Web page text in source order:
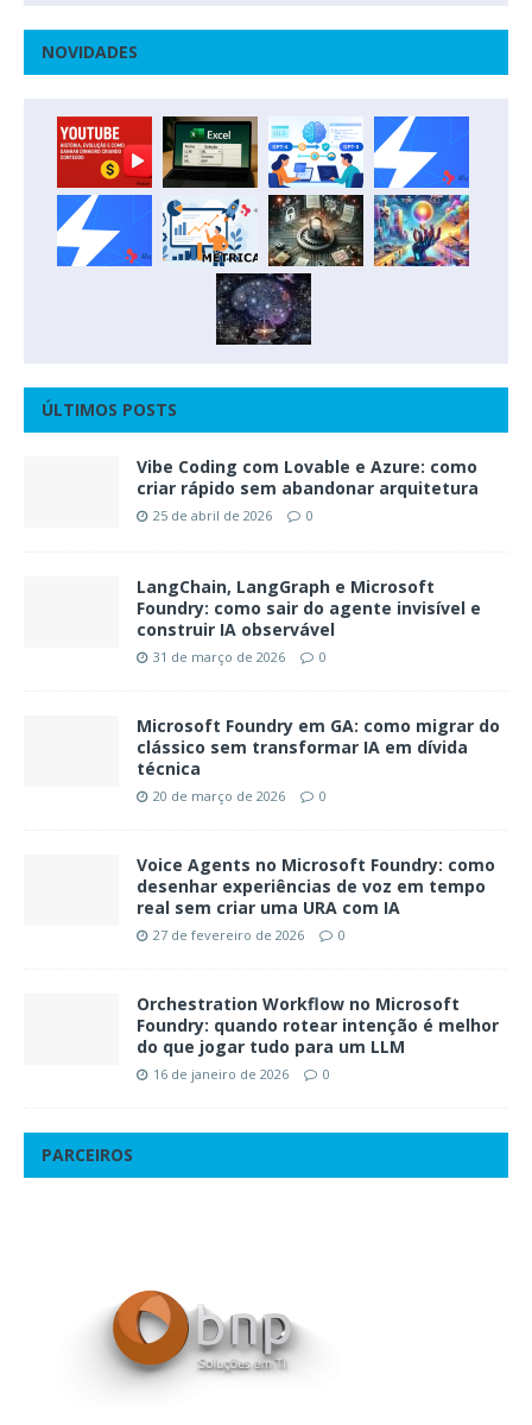
NOVIDADES
ÚLTIMOS POSTS
Vibe Coding com Lovable e Azure: como
criar rápido sem abandonar arquitetura
25 de abril de 2026 0
LangChain, LangGraph e Microsoft
Foundry: como sair do agente invisível e
construir IA observável
31 de março de 2026 0
Microsoft Foundry em GA: como migrar do
clássico sem transformar IA em dívida
técnica
20 de março de 2026 0
Voice Agents no Microsoft Foundry: como
desenhar experiências de voz em tempo
real sem criar uma URA com IA
27 de fevereiro de 2026 0
Orchestration Workflow no Microsoft
Foundry: quando rotear intenção é melhor
do que jogar tudo para um LLM
16 de janeiro de 2026 0
PARCEIROS